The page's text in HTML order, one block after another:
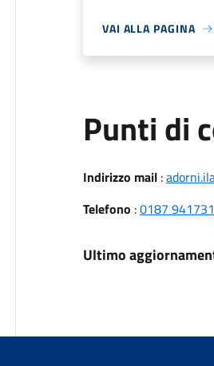
VAI ALLA PAGINA
Punti di
Indirizzo mail:
Telefono :0187 941731
Ultimo